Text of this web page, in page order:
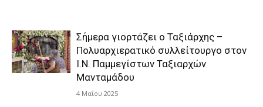
Σήμερα γιορτάζει ο Ταξιάρχης –
Πολυαρχιερατικό συλλείτουργο στον
Ι.Ν. Παμμεγίστων Ταξιαρχών
Μανταμάδου
4 Μαΐου 2025